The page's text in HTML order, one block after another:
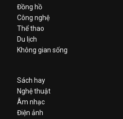
Đồng hồ
Công nghệ
Thể thao
Du lịch
Không gian sống
Sách hay
Nghệ thuật
Âm nhạc
Điện ảnh